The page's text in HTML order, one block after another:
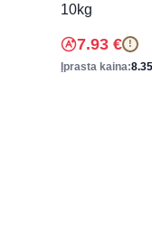
10kg
7.93 € !
Įprasta kaina:8.35